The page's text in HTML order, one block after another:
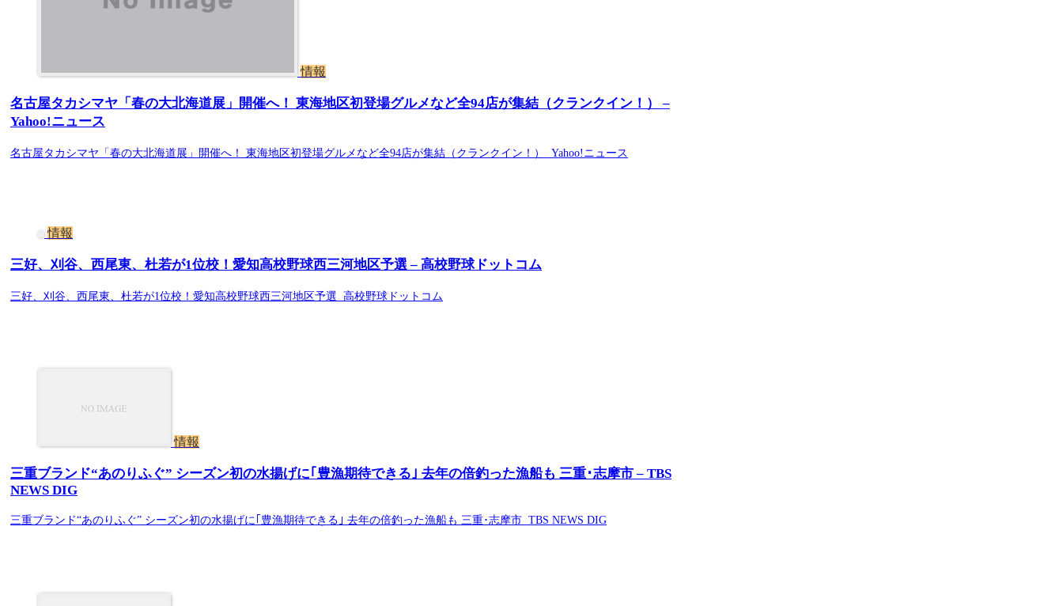
情報
名古屋タカシマヤ「春の大北海道展」開催へ！ 東海地区初登場グルメなど全94店が集結（クランクイン！） –
Yahoo!ニュース
名古屋タカシマヤ「春の大北海道展」開催へ！ 東海地区初登場グルメなど全94店が集結（クランクイン！） Yahoo!ニュース
情報
三好、刈谷、西尾東、杜若が1位校！愛知高校野球西三河地区予選 – 高校野球ドットコム
三好、刈谷、西尾東、杜若が1位校！愛知高校野球西三河地区予選 高校野球ドットコム
情報
三重ブランド“あのりふぐ” シーズン初の水揚げに｢豊漁期待できる｣ 去年の倍釣った漁船も 三重･志摩市 – TBS
NEWS DIG
三重ブランド“あのりふぐ” シーズン初の水揚げに｢豊漁期待できる｣ 去年の倍釣った漁船も 三重･志摩市 TBS NEWS DIG